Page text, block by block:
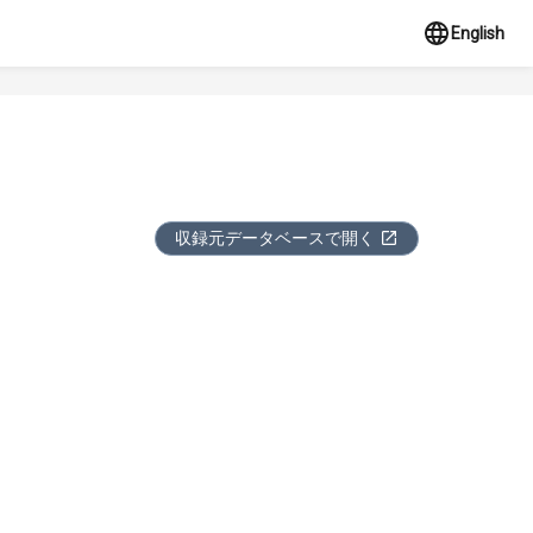
English
収録元データベースで開く